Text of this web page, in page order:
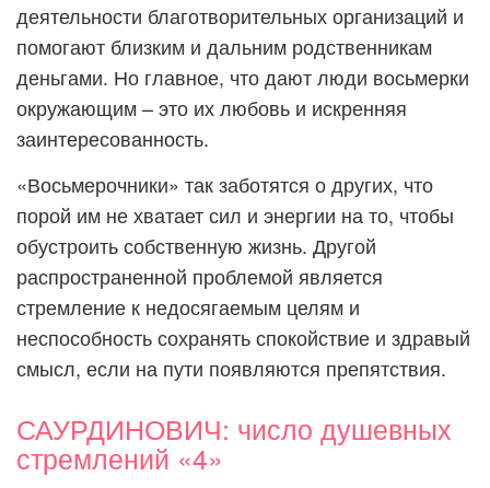
деятельности благотворительных организаций и
помогают близким и дальним родственникам
деньгами. Но главное, что дают люди восьмерки
окружающим – это их любовь и искренняя
заинтересованность.
«Восьмерочники» так заботятся о других, что
порой им не хватает сил и энергии на то, чтобы
обустроить собственную жизнь. Другой
распространенной проблемой является
стремление к недосягаемым целям и
неспособность сохранять спокойствие и здравый
смысл, если на пути появляются препятствия.
САУРДИНОВИЧ: число душевных
стремлений «4»